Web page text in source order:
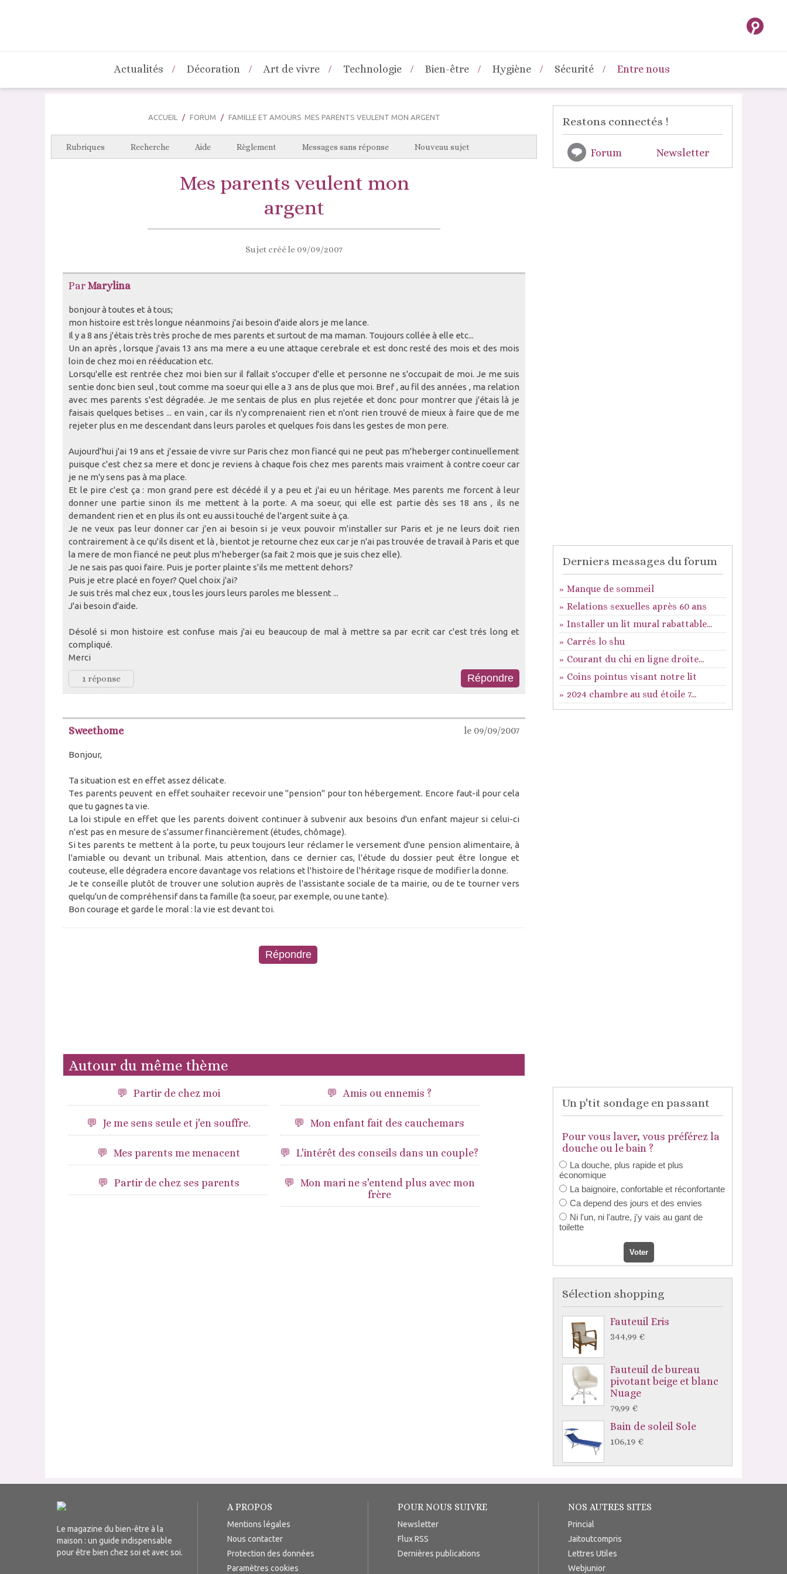
Actualités Décoration Art de vivre Technologie Bien-être Hygiène Sécurité Entre nous
ACCUEIL FORUM FAMILLE ET AMOURS MES PARENTS VEULENT MON ARGENT
Rubriques Recherche Aide Règlement Messages sans réponse Nouveau sujet
Mes parents veulent mon
argent
Sujet créé le 09/09/2007
Par Marylina
bonjour à toutes et à tous;
mon histoire est très longue néanmoins j'ai besoin d'aide alors je me lance.
Il y a 8 ans j'étais très très proche de mes parents et surtout de ma maman. Toujours collée à elle etc...
Un an après , lorsque j'avais 13 ans ma mere a eu une attaque cerebrale et est donc resté des mois et des mois
loin de chez moi en rééducation etc.
Lorsqu'elle est rentrée chez moi bien sur il fallait s'occuper d'elle et personne ne s'occupait de moi. Je me suis
sentie donc bien seul , tout comme ma soeur qui elle a 3 ans de plus que moi. Bref , au fil des années , ma relation
avec mes parents s'est dégradée. Je me sentais de plus en plus rejetée et donc pour montrer que j'étais là je
faisais quelques betises ... en vain , car ils n'y comprenaient rien et n'ont rien trouvé de mieux à faire que de me
rejeter plus en me descendant dans leurs paroles et quelques fois dans les gestes de mon pere.
Aujourd'hui j'ai 19 ans et j'essaie de vivre sur Paris chez mon fiancé qui ne peut pas m'heberger continuellement
puisque c'est chez sa mere et donc je reviens à chaque fois chez mes parents mais vraiment à contre coeur car
je ne m'y sens pas à ma place.
Et le pire c'est ça : mon grand pere est décédé il y a peu et j'ai eu un héritage. Mes parents me forcent à leur
donner une partie sinon ils me mettent à la porte. A ma soeur, qui elle est partie dès ses 18 ans , ils ne
demandent rien et en plus ils ont eu aussi touché de l'argent suite à ça.
Je ne veux pas leur donner car j'en ai besoin si je veux pouvoir m'installer sur Paris et je ne leurs doit rien
contrairement à ce qu'ils disent et là , bientot je retourne chez eux car je n'ai pas trouvée de travail à Paris et que
la mere de mon fiancé ne peut plus m'heberger (sa fait 2 mois que je suis chez elle).
Je ne sais pas quoi faire. Puis je porter plainte s'ils me mettent dehors?
Puis je etre placé en foyer? Quel choix j'ai?
Je suis trés mal chez eux , tous les jours leurs paroles me blessent ...
J'ai besoin d'aide.
Désolé si mon histoire est confuse mais j'ai eu beaucoup de mal à mettre sa par ecrit car c'est trés long et
compliqué.
Merci
1 réponse
Sweethome le 09/09/2007
Bonjour,
Ta situation est en effet assez délicate.
Tes parents peuvent en effet souhaiter recevoir une "pension" pour ton hébergement. Encore faut-il pour cela
que tu gagnes ta vie.
La loi stipule en effet que les parents doivent continuer à subvenir aux besoins d'un enfant majeur si celui-ci
n'est pas en mesure de s'assumer financièrement (études, chômage).
Si tes parents te mettent à la porte, tu peux toujours leur réclamer le versement d'une pension alimentaire, à
l'amiable ou devant un tribunal. Mais attention, dans ce dernier cas, l'étude du dossier peut être longue et
couteuse, elle dégradera encore davantage vos relations et l'histoire de l'héritage risque de modifier la donne.
Je te conseille plutôt de trouver une solution auprès de l'assistante sociale de ta mairie, ou de te tourner vers
quelqu'un de compréhensif dans ta famille (ta soeur, par exemple, ou une tante).
Bon courage et garde le moral : la vie est devant toi.
Autour du même thème
Partir de chez moi Amis ou ennemis ?
Je me sens seule et j'en souffre. Mon enfant fait des cauchemars
Mes parents me menacent L'intérêt des conseils dans un couple?
Partir de chez ses parents
Mon mari ne s'entend plus avec mon
frère
Restons connectés !
Forum Newsletter
Derniers messages du forum
Manque de sommeil
Relations sexuelles après 60 ans
Installer un lit mural rabattable...
Carrés lo shu
Courant du chi en ligne droite...
Coins pointus visant notre lit
2024 chambre au sud étoile 7...
Un p'tit sondage en passant
Pour vous laver, vous préférez la
douche ou le bain ?
La douche, plus rapide et plus
économique
La baignoire, confortable et réconfortante
Ca depend des jours et des envies
Ni l'un, ni l'autre, j'y vais au gant de
toilette
Sélection shopping
Fauteuil Eris
344,99 €
Fauteuil de bureau
pivotant beige et blanc
Nuage
79,99 €
Bain de soleil Sole
106,19 €
Le magazine du bien-être à la
maison : un guide indispensable
pour être bien chez soi et avec soi.
A PROPOS
Mentions légales
Nous contacter
Protection des données
Paramètres cookies
POUR NOUS SUIVRE
Newsletter
Flux RSS
Dernières publications
NOS AUTRES SITES
Princial
Jaitoutcompris
Lettres Utiles
Webjunior